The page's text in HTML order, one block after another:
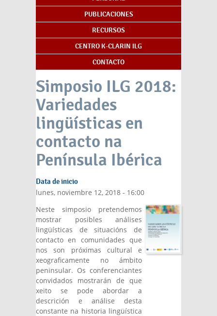
PUBLICACIONES
RECURSOS
CENTRO K-CLARIN ILG
CONTACTO
Simposio ILG 2018:
Variedades
lingüísticas en
contacto na
Península Ibérica
Data de inicio
lunes, noviembre 12, 2018 - 16:00
Neste simposio pretendemos
mostrar posibles análises
lingüísticas de situacións de
contacto en comunidades que
nos son próximas cultural e
xeograficamente no ámbito
peninsular. Os conferenciantes
convidados mostrarán de que
xeito se pode abordar a
descrición e análise desta
constante na historia lingüística